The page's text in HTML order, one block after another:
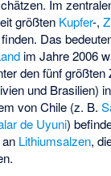
Im
größten Kupfer-,
Das
im Jahre 2006
den fünfgrößten
und Brasilien)
von Chile (z. B.
de Uyuni)
Lithiumsalzen,